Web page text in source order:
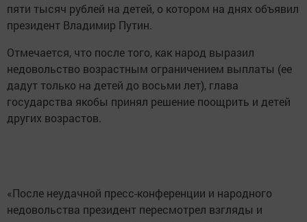
пяти тысяч рублей на детей, о котором на днях объявил
президент Владимир Путин.
Отмечается, что после того, как народ выразил
недовольство возрастным ограничением выплаты (ее
дадут только на детей до восьми лет), глава
государства якобы принял решение поощрить и детей
других возрастов.
«После неудачной пресс-конференции и народного
недовольства президент пересмотрел взгляды и